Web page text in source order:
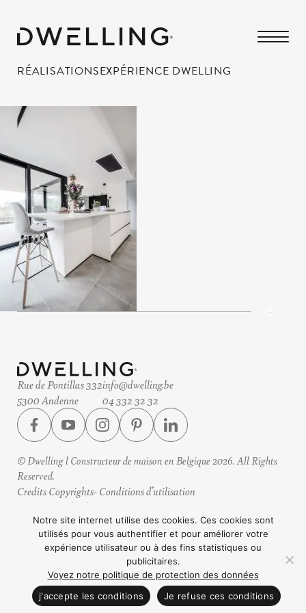
RÉALISATIONSEXPÉRIENCE DWELLING
CONTACTEZ NOUS
Rue de Pontillas 332
5300 Andenne
info@dwelling.be
04 332 32 32
© Dwelling l Constructeur de maison en Belgique 2026. All Rights
Reserved.
Credits Copyrights Conditions d’utilisation
Protection des données
Design by eteamsys
Notre site internet utilise des cookies. Ces cookies sont
utilisés pour vous authentifier et pour améliorer votre
expérience utilisateur ou à des fins statistiques ou
publicitaires.
Voyez notre politique de protection des données
j'accepte les conditions
Je refuse ces conditions